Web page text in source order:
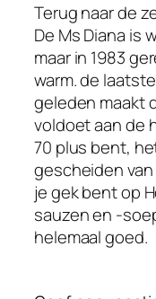
Terug naar de
De Ms Diana is
maar in 1983
warm. de
geleden maakt
voldoet aan de
70 plus bent,
gescheiden
je gek bent op
sauzen en -
helemaal goed.